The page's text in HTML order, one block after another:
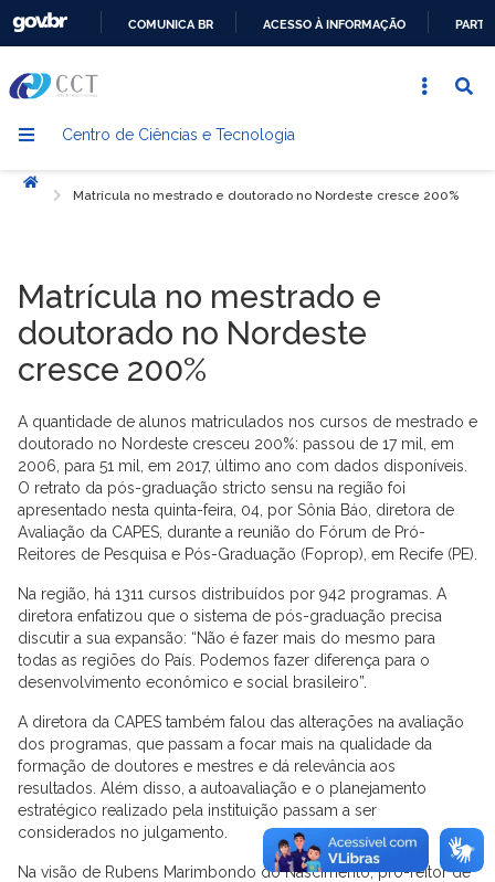
CONTEÚDO
COMUNICA BR ACESSO À INFORMAÇÃO
Centro de Ciências e Tecnologia
Início
Matrícula no mestrado e doutorado no Nordeste cresce 200%
Matrícula no mestrado e
doutorado no Nordeste
cresce 200%
A quantidade de alunos matriculados nos cursos de mestrado e
doutorado no Nordeste cresceu 200%: passou de 17 mil, em
2006, para 51 mil, em 2017, último ano com dados disponíveis.
O retrato da pós-graduação stricto sensu na região foi
apresentado nesta quinta-feira, 04, por Sônia Báo, diretora de
Avaliação da CAPES, durante a reunião do Fórum de Pró-
Reitores de Pesquisa e Pós-Graduação (Foprop), em Recife (PE).
Na região, há 1311 cursos distribuídos por 942 programas. A
diretora enfatizou que o sistema de pós-graduação precisa
discutir a sua expansão: “Não é fazer mais do mesmo para
todas as regiões do País. Podemos fazer diferença para o
desenvolvimento econômico e social brasileiro”.
A diretora da CAPES também falou das alterações na avaliação
dos programas, que passam a focar mais na qualidade da
formação de doutores e mestres e dá relevância aos
resultados. Além disso, a autoavaliação e o planejamento
estratégico realizado pela instituição passam a ser
considerados no julgamento.
Na visão de Rubens Marimbondo do Nascimento, pró-reitor de